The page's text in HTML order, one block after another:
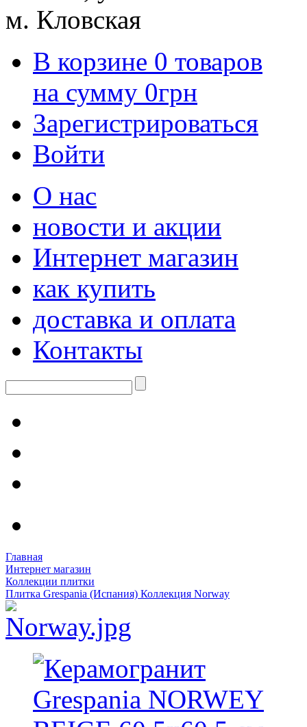
м. Кловская
В корзине 0 товаров
на сумму 0грн
Зарегистрироваться
Войти
О нас
новости и акции
Интернет магазин
как купить
доставка и оплата
Контакты
Главная
Интернет магазин
Коллекции плитки
Плитка Grespania (Испания) Коллекция Norway